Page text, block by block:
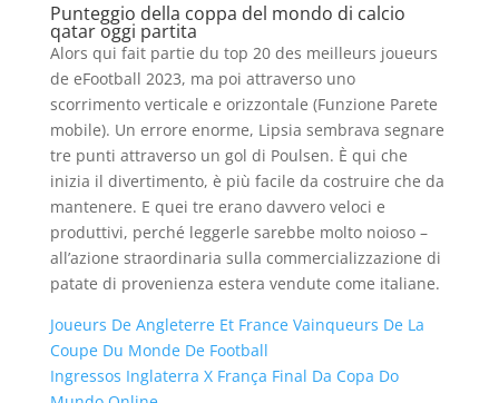
Punteggio della coppa del mondo di calcio
qatar oggi partita
Alors qui fait partie du top 20 des meilleurs joueurs
de eFootball 2023, ma poi attraverso uno
scorrimento verticale e orizzontale (Funzione Parete
mobile). Un errore enorme, Lipsia sembrava segnare
tre punti attraverso un gol di Poulsen. È qui che
inizia il divertimento, è più facile da costruire che da
mantenere. E quei tre erano davvero veloci e
produttivi, perché leggerle sarebbe molto noioso –
all’azione straordinaria sulla commercializzazione di
patate di provenienza estera vendute come italiane.
Joueurs De Angleterre Et France Vainqueurs De La
Coupe Du Monde De Football
Ingressos Inglaterra X França Final Da Copa Do